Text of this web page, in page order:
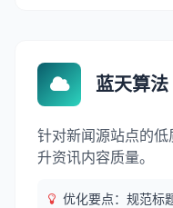
蓝天算法
针对新闻源站点的
升资讯内容质量。
优化要点：规范标